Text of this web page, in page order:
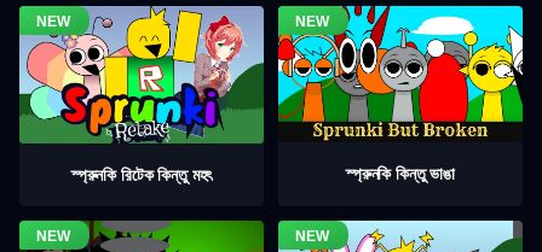
স্প্রুনকি রিটেক কিন্তু মহৎ স্প্রুনকি কিন্তু ভাঙা